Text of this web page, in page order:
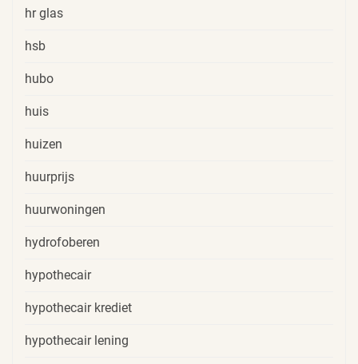
hr glas
hsb
hubo
huis
huizen
huurprijs
huurwoningen
hydrofoberen
hypothecair
hypothecair krediet
hypothecair lening